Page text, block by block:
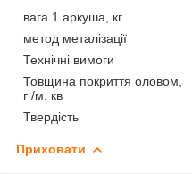
вага 1 аркуша, кг
метод металізації
Технічні вимоги
Товщина покриття оловом,
г /м. кв
Твердість
Приховати